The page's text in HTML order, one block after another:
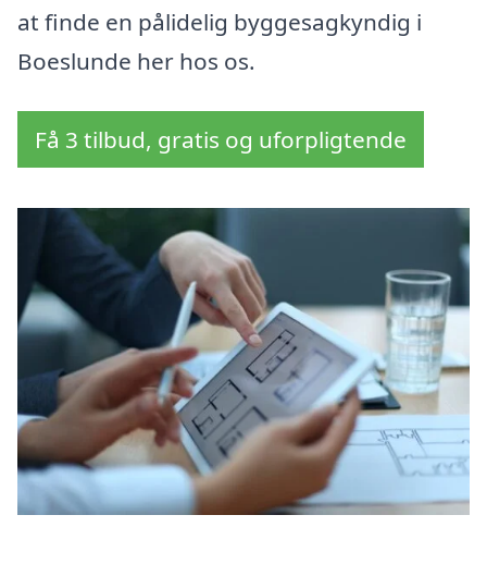
at finde en pålidelig byggesagkyndig i
Boeslunde her hos os.
Få 3 tilbud, gratis og uforpligtende